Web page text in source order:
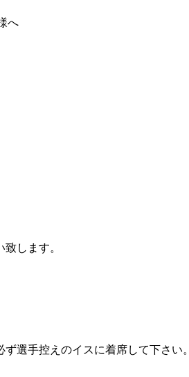
へ
します。
選手控えのイスに着席して下さい。